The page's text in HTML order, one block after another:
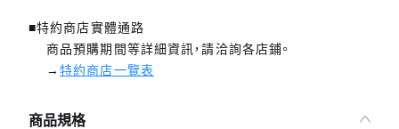
■特約商店實體通路
商品預購期間等詳細資訊，請洽詢各店鋪。
→特約商店一覽表
商品規格